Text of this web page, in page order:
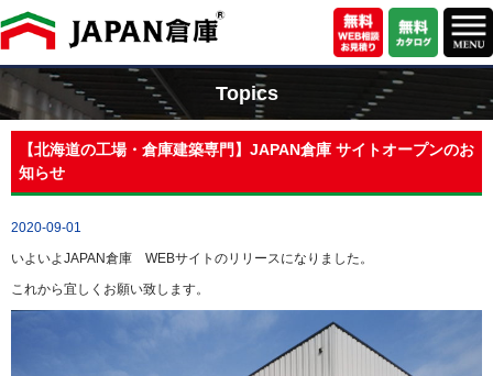
Topics
【北海道の工場・倉庫建築専門】JAPAN倉庫 サイトオープンのお
知らせ
2020-09-01
いよいよJAPAN倉庫 WEBサイトのリリースになりました。
これから宜しくお願い致します。